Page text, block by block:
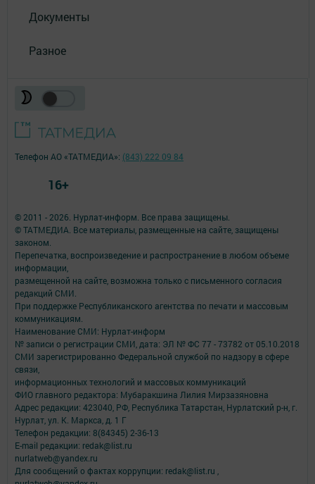
Документы
Разное
© 2011 - 2026. Нурлат-⁠информ. Все права защищены.
© ТАТМЕДИА. Все материалы, размещенные на сайте, защищены
законом.
Перепечатка, воспроизведение и распространение в любом объеме
информации,
размещенной на сайте, возможна только с письменного согласия
редакций СМИ.
При поддержке Республиканского агентства по печати и массовым
коммуникациям.
Наименование СМИ: Нурлат-⁠информ
№ записи о регистрации СМИ, дата: ЭЛ № ФС 77 -⁠ 73782 от 05.10.2018
СМИ зарегистрированно Федеральной службой по надзору в сфере
связи,
информационных технологий и массовых коммуникаций
ФИО главного редактора: Мубаракшина Лилия Мирзазяновна
Адрес редакции: 423040, РФ, Республика Татарстан, Нурлатский р-н, г.
Нурлат, ул. К. Маркса, д. 1 Г
Телефон редакции: 8(84345) 2-36-13
E-mail редакции: redak@list.ru
nurlatweb@yandex.ru
Для сообщений о фактах коррупции: redak@list.ru ,
Телефон АО «ТАТМЕДИА»: (843) 222 09 84
16+